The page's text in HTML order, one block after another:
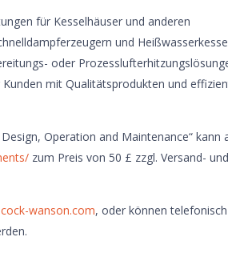
für Kesselhäuser und anderen
und
oder
mit Qualitätsprodukten und
Operation and Maintenance“ kann
zum Preis von 50 £ zzgl. Versand- und
wanson.com, oder können